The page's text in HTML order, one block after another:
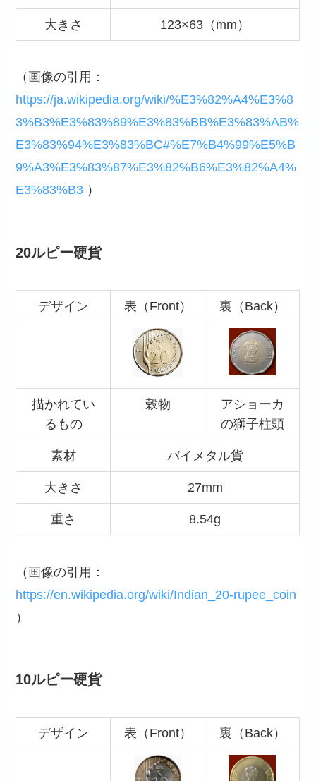
大きさ 123×63（mm）
（画像の引用：
https://ja.wikipedia.org/wiki/%E3%82%A4%E3%8
3%B3%E3%83%89%E3%83%BB%E3%83%AB%
E3%83%94%E3%83%BC#%E7%B4%99%E5%B
9%A3%E3%83%87%E3%82%B6%E3%82%A4%
E3%83%B3 ）
20ルピー硬貨
デザイン 表（Front） 裏（Back）
描かれてい
るもの
穀物
アショーカ
の獅子柱頭
素材 バイメタル貨
大きさ 27mm
重さ 8.54g
（画像の引用：
https://en.wikipedia.org/wiki/Indian_20-rupee_coin
）
10ルピー硬貨
デザイン 表（Front） 裏（Back）